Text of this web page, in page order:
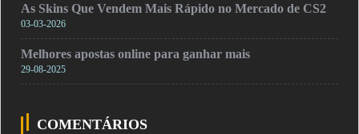
As Skins Que Vendem Mais Rápido no Mercado de CS2
03-03-2026
Melhores apostas online para ganhar mais
29-08-2025
COMENTÁRIOS